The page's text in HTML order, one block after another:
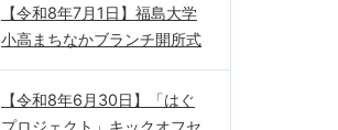
【令和8年7月1日】福島大学
小高まちなかブランチ開所式
【令和8年6月30日】「はぐ
プロジェクト」キックオフセ